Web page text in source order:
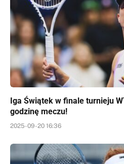
Iga Świątek w finale turnieju
godzinę meczu!
2025-09-20 16:36